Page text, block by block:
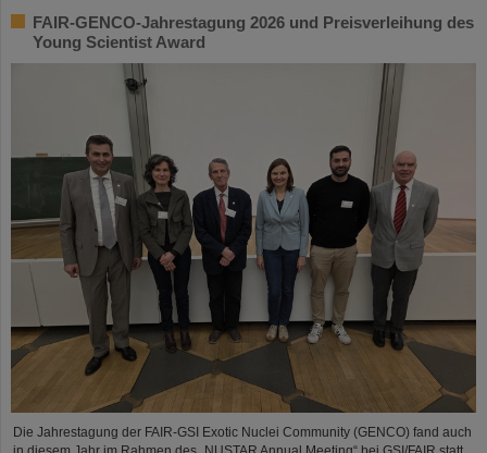
FAIR-GENCO-Jahrestagung 2026 und Preisverleihung des
Young Scientist Award
Die Jahrestagung der FAIR-GSI Exotic Nuclei Community (GENCO) fand auch